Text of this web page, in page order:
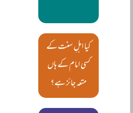
کیا اہلِ سنت کے
کسی امام کے ہاں
متعہ جائز ہے؟